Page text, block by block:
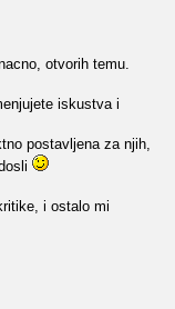
otvorih temu.
iskustva i
postavljena za njih,
i ostalo mi